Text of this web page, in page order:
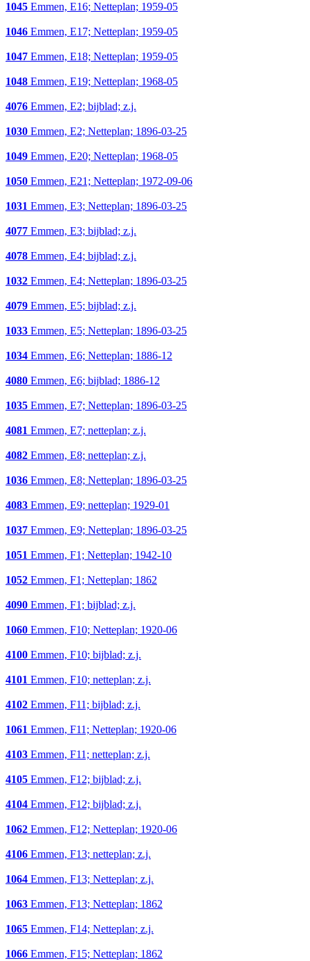
1045 Emmen, E16; Netteplan; 1959-05
1046 Emmen, E17; Netteplan; 1959-05
1047 Emmen, E18; Netteplan; 1959-05
1048 Emmen, E19; Netteplan; 1968-05
4076 Emmen, E2; bijblad; z.j.
1030 Emmen, E2; Netteplan; 1896-03-25
1049 Emmen, E20; Netteplan; 1968-05
1050 Emmen, E21; Netteplan; 1972-09-06
1031 Emmen, E3; Netteplan; 1896-03-25
4077 Emmen, E3; bijblad; z.j.
4078 Emmen, E4; bijblad; z.j.
1032 Emmen, E4; Netteplan; 1896-03-25
4079 Emmen, E5; bijblad; z.j.
1033 Emmen, E5; Netteplan; 1896-03-25
1034 Emmen, E6; Netteplan; 1886-12
4080 Emmen, E6; bijblad; 1886-12
1035 Emmen, E7; Netteplan; 1896-03-25
4081 Emmen, E7; netteplan; z.j.
4082 Emmen, E8; netteplan; z.j.
1036 Emmen, E8; Netteplan; 1896-03-25
4083 Emmen, E9; netteplan; 1929-01
1037 Emmen, E9; Netteplan; 1896-03-25
1051 Emmen, F1; Netteplan; 1942-10
1052 Emmen, F1; Netteplan; 1862
4090 Emmen, F1; bijblad; z.j.
1060 Emmen, F10; Netteplan; 1920-06
4100 Emmen, F10; bijblad; z.j.
4101 Emmen, F10; netteplan; z.j.
4102 Emmen, F11; bijblad; z.j.
1061 Emmen, F11; Netteplan; 1920-06
4103 Emmen, F11; netteplan; z.j.
4105 Emmen, F12; bijblad; z.j.
4104 Emmen, F12; bijblad; z.j.
1062 Emmen, F12; Netteplan; 1920-06
4106 Emmen, F13; netteplan; z.j.
1064 Emmen, F13; Netteplan; z.j.
1063 Emmen, F13; Netteplan; 1862
1065 Emmen, F14; Netteplan; z.j.
1066 Emmen, F15; Netteplan; 1862